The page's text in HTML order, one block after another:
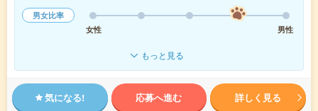
男女比率
女性
男性
もっと見る
気になる! 応募へ進む 詳しく見る